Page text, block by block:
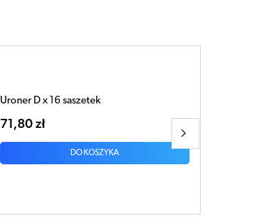
Uroner D proszek 100g
103,70 zł
DO KOSZYKA